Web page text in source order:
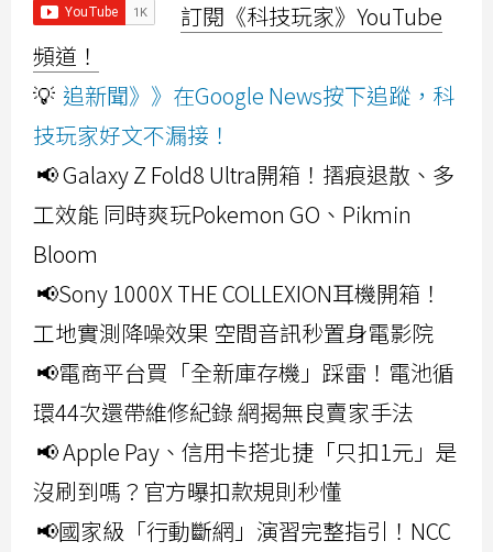
訂閱《科技玩家》YouTube
頻道！
💡 追新聞》》在Google News按下追蹤，科
技玩家好文不漏接！
📢 Galaxy Z Fold8 Ultra開箱！摺痕退散、多
工效能 同時爽玩Pokemon GO、Pikmin
Bloom
📢Sony 1000X THE COLLEXION耳機開箱！
工地實測降噪效果 空間音訊秒置身電影院
📢電商平台買「全新庫存機」踩雷！電池循
環44次還帶維修紀錄 網揭無良賣家手法
📢 Apple Pay、信用卡搭北捷「只扣1元」是
沒刷到嗎？官方曝扣款規則秒懂
📢國家級「行動斷網」演習完整指引！NCC